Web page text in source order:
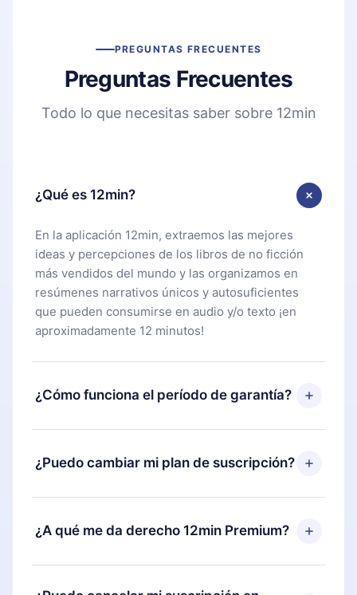
PREGUNTAS FRECUENTES
Preguntas Frecuentes
Todo lo que necesitas saber sobre 12min
¿Qué es 12min?
En la aplicación 12min, extraemos las mejores
ideas y percepciones de los libros de no ficción
más vendidos del mundo y las organizamos en
resúmenes narrativos únicos y autosuficientes
que pueden consumirse en audio y/o texto ¡en
aproximadamente 12 minutos!
¿Cómo funciona el período de garantía?
Puedes descargar nuestra aplicación y comenzar a
disfrutar de nuestra biblioteca. Si por alguna razón
no estás satisfecho con nuestra plataforma,
días posteriores a la compra y solicita el
pagaste, sin preguntas ni burocracia.
¿Puedo cambiar mi plan de suscripción?
Sí, pero el cambio solo se aplicará a partir del
próximo período de facturación. Por ejemplo, si
decides cambiar tu suscripción mensual a anual,
¿A qué me da derecho 12min Premium?
12min Premium es un plan que te garantiza acceso
a toda nuestra biblioteca de más de 2500 títulos